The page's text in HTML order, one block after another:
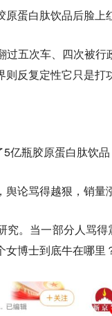
蛋白肽饮品后脸上
过五次车、四次被
反复定性它只是打
亿瓶胶原蛋白肽饮
论骂得越狠，销量
究。当一部分人骂
博士到底牛在哪里